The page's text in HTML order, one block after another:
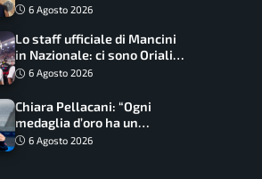
6 Agosto 2026
Lo staff ufficiale di Mancini
in Nazionale: ci sono Oriali e
Bonucci, confermato un
6 Agosto 2026
Chiara Pellacani: “Ogni
medaglia d’oro ha un
significato diverso. Ho fatto
6 Agosto 2026